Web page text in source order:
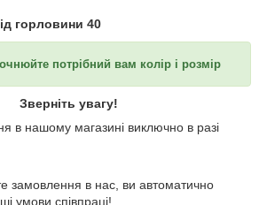
горловини 40
потрібний вам колір і розмір
Зверніть увагу!
в нашому магазині виключно в разі
замовлення в нас, ви автоматично
умови співпраці!